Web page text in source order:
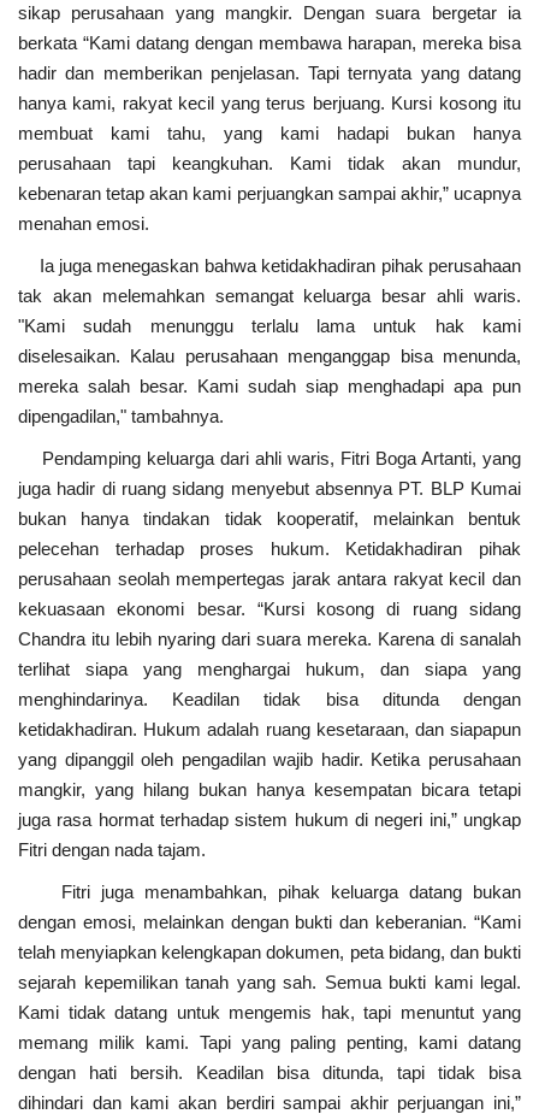
sikap perusahaan yang mangkir. Dengan suara bergetar ia
berkata “Kami datang dengan membawa harapan, mereka bisa
hadir dan memberikan penjelasan. Tapi ternyata yang datang
hanya kami, rakyat kecil yang terus berjuang. Kursi kosong itu
membuat kami tahu, yang kami hadapi bukan hanya
perusahaan tapi keangkuhan. Kami tidak akan mundur,
kebenaran tetap akan kami perjuangkan sampai akhir,” ucapnya
menahan emosi.
Ia juga menegaskan bahwa ketidakhadiran pihak perusahaan
tak akan melemahkan semangat keluarga besar ahli waris.
"Kami sudah menunggu terlalu lama untuk hak kami
diselesaikan. Kalau perusahaan menganggap bisa menunda,
mereka salah besar. Kami sudah siap menghadapi apa pun
dipengadilan," tambahnya.
Pendamping keluarga dari ahli waris, Fitri Boga Artanti, yang
juga hadir di ruang sidang menyebut absennya PT. BLP Kumai
bukan hanya tindakan tidak kooperatif, melainkan bentuk
pelecehan terhadap proses hukum. Ketidakhadiran pihak
perusahaan seolah mempertegas jarak antara rakyat kecil dan
kekuasaan ekonomi besar. “Kursi kosong di ruang sidang
Chandra itu lebih nyaring dari suara mereka. Karena di sanalah
terlihat siapa yang menghargai hukum, dan siapa yang
menghindarinya. Keadilan tidak bisa ditunda dengan
ketidakhadiran. Hukum adalah ruang kesetaraan, dan siapapun
yang dipanggil oleh pengadilan wajib hadir. Ketika perusahaan
mangkir, yang hilang bukan hanya kesempatan bicara tetapi
juga rasa hormat terhadap sistem hukum di negeri ini,” ungkap
Fitri dengan nada tajam.
Fitri juga menambahkan, pihak keluarga datang bukan
dengan emosi, melainkan dengan bukti dan keberanian. “Kami
telah menyiapkan kelengkapan dokumen, peta bidang, dan bukti
sejarah kepemilikan tanah yang sah. Semua bukti kami legal.
Kami tidak datang untuk mengemis hak, tapi menuntut yang
memang milik kami. Tapi yang paling penting, kami datang
dengan hati bersih. Keadilan bisa ditunda, tapi tidak bisa
dihindari dan kami akan berdiri sampai akhir perjuangan ini,”